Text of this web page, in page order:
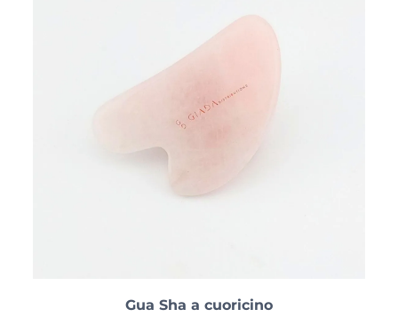
Gua Sha a cuoricino